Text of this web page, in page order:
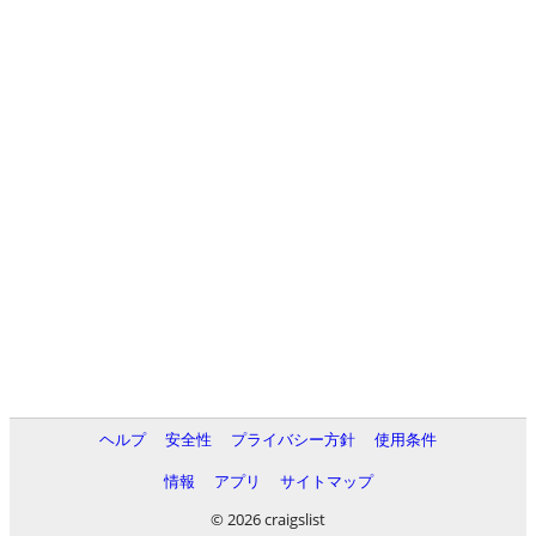
ヘルプ 安全性 プライバシー方針
使用条件
情報
アプリ
サイトマップ
© 2026 craigslist